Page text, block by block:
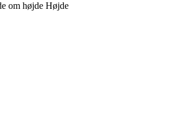
om højde Højde